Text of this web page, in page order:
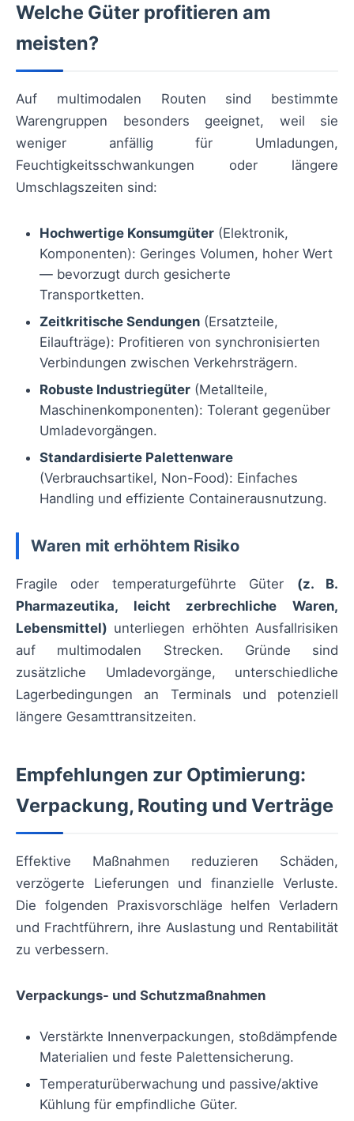
Welche Güter profitieren am
meisten?
Auf multimodalen Routen sind bestimmte
Warengruppen besonders geeignet, weil sie
weniger anfällig für Umladungen,
Feuchtigkeitsschwankungen oder längere
Umschlagszeiten sind:
Hochwertige Konsumgüter (Elektronik,
Komponenten): Geringes Volumen, hoher Wert
— bevorzugt durch gesicherte
Transportketten.
Zeitkritische Sendungen (Ersatzteile,
Eilaufträge): Profitieren von synchronisierten
Verbindungen zwischen Verkehrsträgern.
Robuste Industriegüter (Metallteile,
Maschinenkomponenten): Tolerant gegenüber
Umladevorgängen.
Standardisierte Palettenware
(Verbrauchsartikel, Non-Food): Einfaches
Handling und effiziente Containerausnutzung.
Waren mit erhöhtem Risiko
Fragile oder temperaturgeführte Güter (z. B.
Pharmazeutika, leicht zerbrechliche Waren,
Lebensmittel) unterliegen erhöhten Ausfallrisiken
auf multimodalen Strecken. Gründe sind
zusätzliche Umladevorgänge, unterschiedliche
Lagerbedingungen an Terminals und potenziell
längere Gesamttransitzeiten.
Empfehlungen zur Optimierung:
Verpackung, Routing und Verträge
Effektive Maßnahmen reduzieren Schäden,
verzögerte Lieferungen und finanzielle Verluste.
Die folgenden Praxisvorschläge helfen Verladern
und Frachtführern, ihre Auslastung und Rentabilität
zu verbessern.
Verpackungs- und Schutzmaßnahmen
Verstärkte Innenverpackungen, stoßdämpfende
Materialien und feste Palettensicherung.
Temperaturüberwachung und passive/aktive
Kühlung für empfindliche Güter.